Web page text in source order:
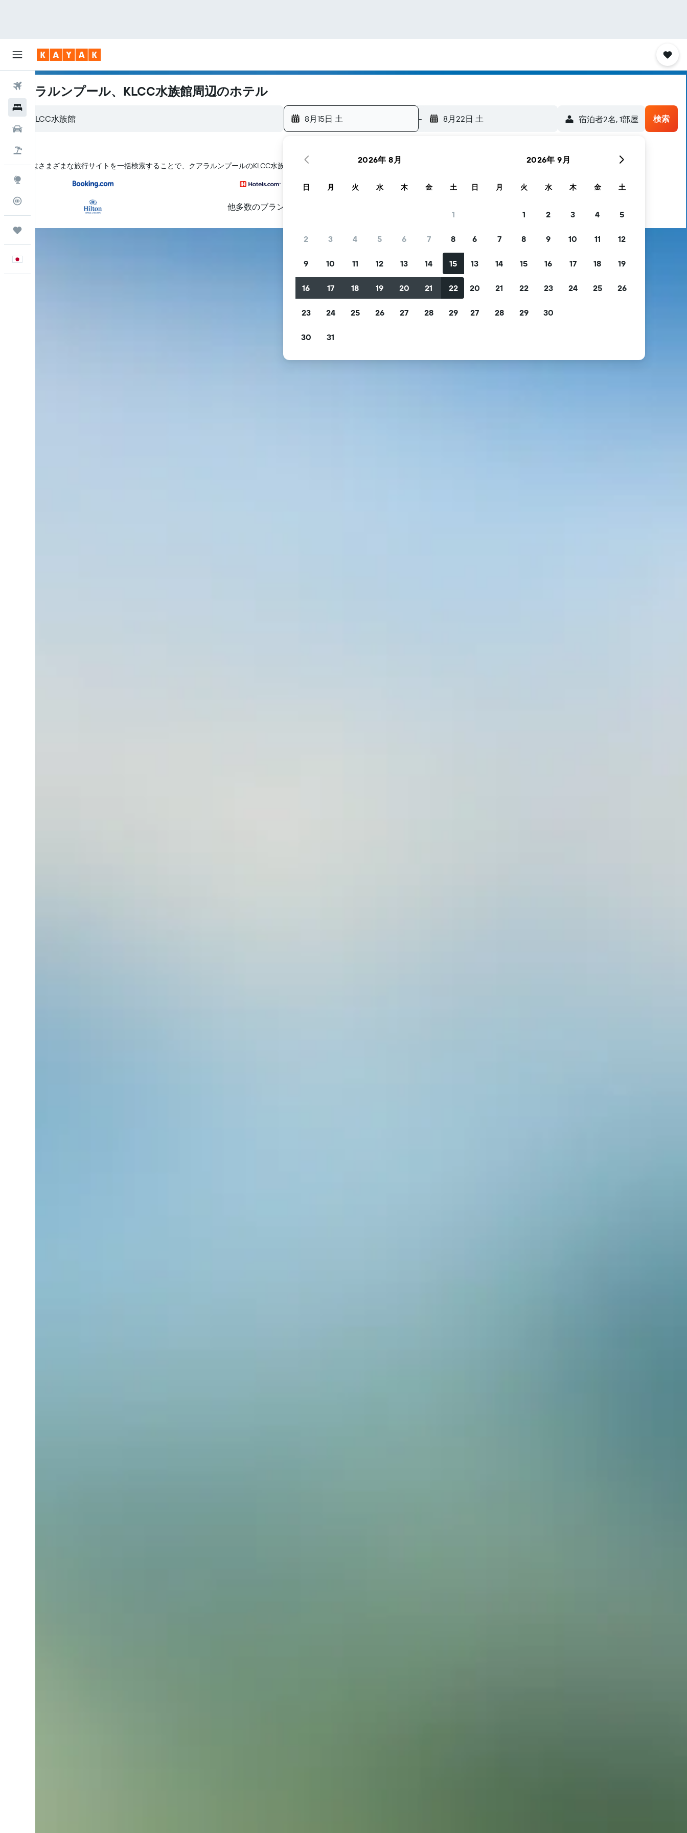
航空券
フライトトラッカー
Trips
クアラルンプール、KLCC水族館周辺のホテル
8月15日 土 - 8月22日 土 宿泊者2名, 1​部屋 検索
KAYAK はさまざまな旅行サイトを一括検索することで、クアラルンプール​のKLCC水族館​周辺にあるホテル探しをお手伝いします
他多数のブランド
2026年 8月
日 月 火 水 木 金 土
1
2 3 4 5 6 7 8
9 10 11 12 13 14 15
16 17 18 19 20 21 22
23 24 25 26 27 28 29
30 31
2026年 9月
日 月 火 水 木 金 土
1 2 3 4 5
6 7 8 9 10 11 12
13 14 15 16 17 18 19
20 21 22 23 24 25 26
27 28 29 30